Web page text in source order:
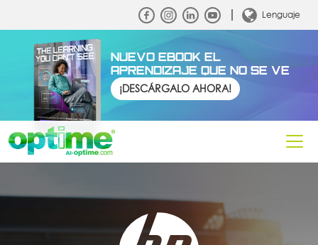
Lenguaje
NUEVO EBOOK EL
APRENDIZAJE QUE NO SE VE
¡DESCÁRGALO AHORA!